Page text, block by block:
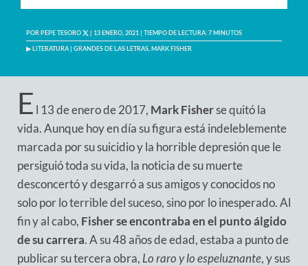
PORPEPE TESORO | 13 ENERO, 2021 | TIEMPO DE LECTURA:7MINUTOS
▶LITERATURA | GRANDES DE LAS LETRAS MARK FISHER
E l 13 de enero de 2017, Mark Fisherse quitó la
vida. Aunque hoy en día su figura está indeleblemente
marcada por su suicidio y la horrible depresión que le
persiguió toda su vida, la noticia de su muerte
desconcertó y desgarró a sus amigos y conocidos no
solo por lo terrible del suceso, sino por lo inesperado. Al
fin y al cabo, Fisher se encontraba en el punto álgido
de su carrera. A su 48 años de edad, estaba a punto de
publicar su tercera obra, Lo raro y lo espeluznante, y sus